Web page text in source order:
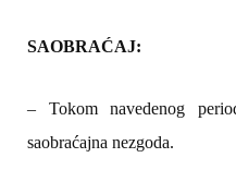
SAOBRAĆAJ:
– Tokom navedenog
saobraćajna nezgoda.